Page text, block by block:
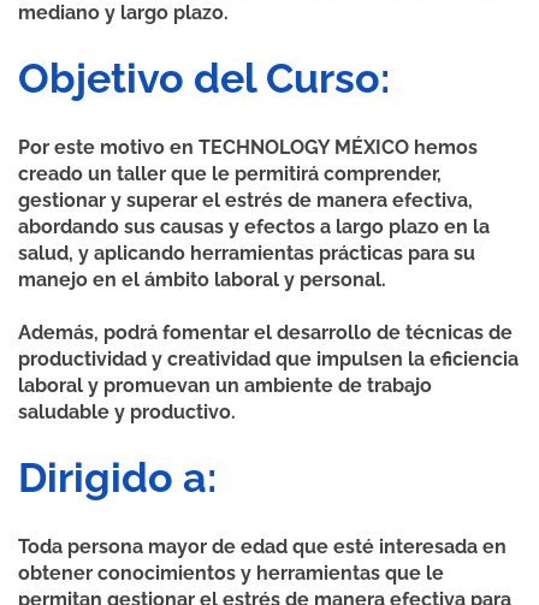
mediano y largo plazo.
Objetivo del Curso:
Por este motivo en TECHNOLOGY MÉXICO hemos
creado un taller que le permitirá comprender,
gestionar y superar el estrés de manera efectiva,
abordando sus causas y efectos a largo plazo en la
salud, y aplicando herramientas prácticas para su
manejo en el ámbito laboral y personal.
Además, podrá fomentar el desarrollo de técnicas de
productividad y creatividad que impulsen la eficiencia
laboral y promuevan un ambiente de trabajo
saludable y productivo.
Dirigido a:
Toda persona mayor de edad que esté interesada en
obtener conocimientos y herramientas que le
permitan gestionar el estrés de manera efectiva para